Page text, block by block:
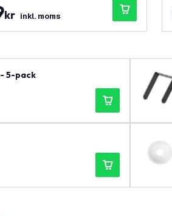
kr inkl. moms
5-pack